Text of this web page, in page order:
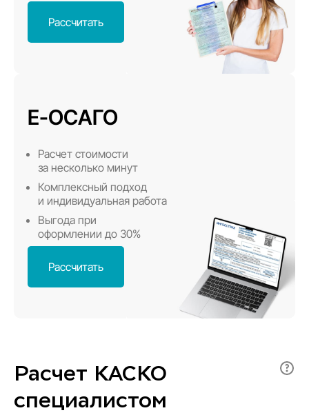
Рассчитать
E-ОСАГО
Расчет стоимости
за несколько минут
Комплексный подход
и индивидуальная работа
Выгода при
оформлении до 30%
Рассчитать
Расчет КАСКО
специалистом